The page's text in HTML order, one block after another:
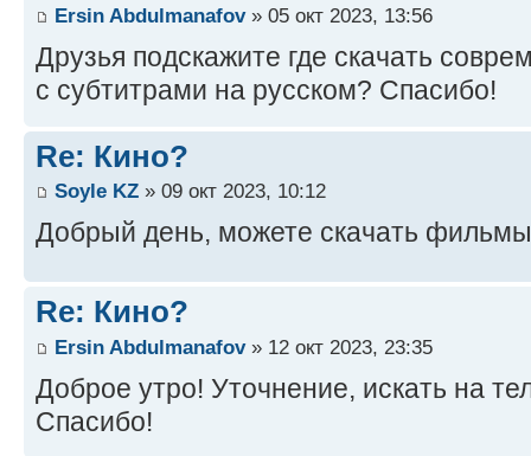
Ersin Abdulmanafov» 05 окт 2023, 13:56
Друзья подскажите где скачать
с субтитрами на русском? Спасибо!
Re: Кино?
Soyle KZ » 09 окт 2023, 10:12
Добрый день, можете скачать
Re: Кино?
Ersin Abdulmanafov» 12 окт 2023, 23:35
Доброе утро! Уточнение, искать на
Спасибо!